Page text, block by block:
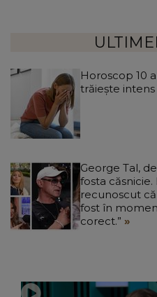
Horoscop 10
trăiește
George Tal,
fosta
recunoscut
fost în
corect.”